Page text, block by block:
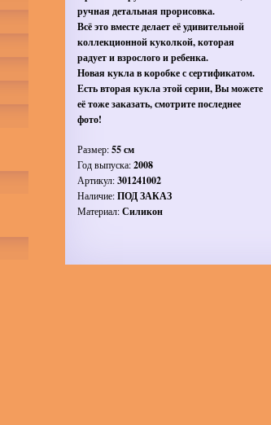
ручная детальная прорисовка.
Всё это вместе делает её удивительной
коллекционной куколкой, которая
радует и взрослого и ребенка.
Новая кукла в коробке с сертификатом.
Есть вторая кукла этой серии, Вы можете
её тоже заказать, смотрите последнее
фото!
Размер:55 см
Год выпуска:2008
Артикул:301241002
Наличие:ПОД ЗАКАЗ
Материал:Силикон